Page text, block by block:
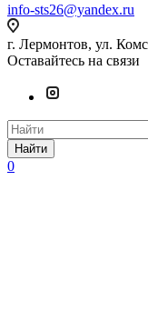
info-sts26@yandex.ru
г. Лермонтов, ул.
Оставайтесь на связи
Найти
0